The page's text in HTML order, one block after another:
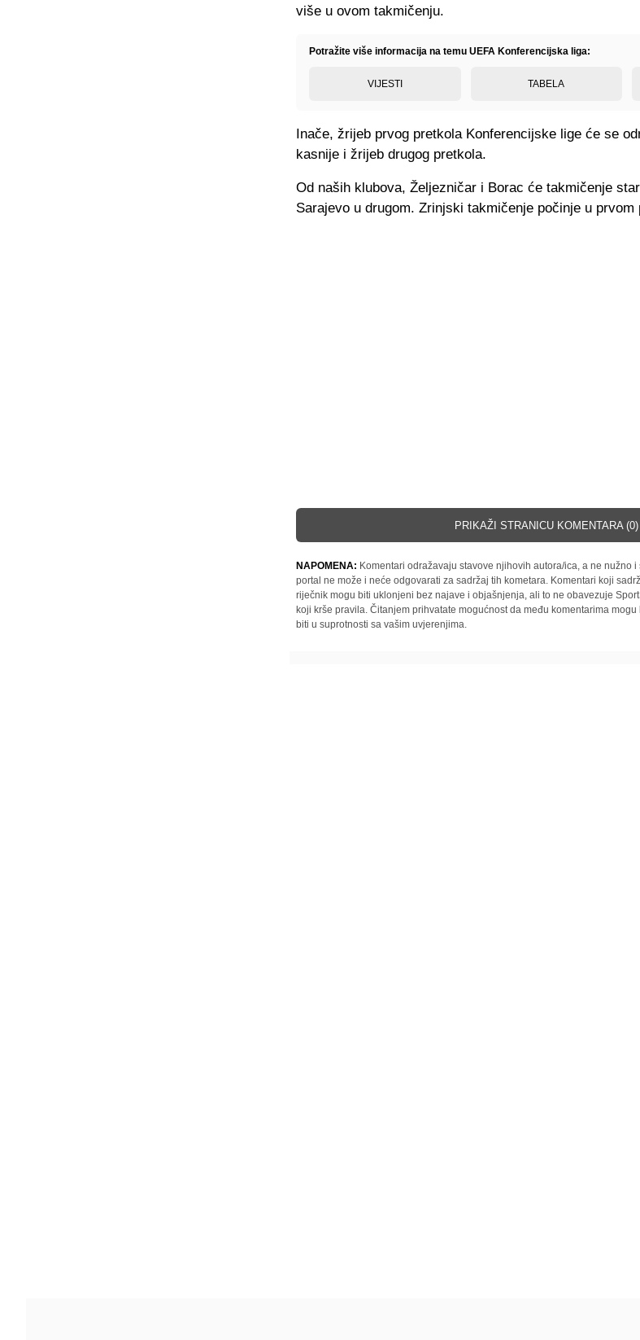
više u ovom takmičenju.
Potražite više informacija na temu UEFA Konferencijska liga:
VIJESTI TABELA
Inače, žrijeb prvog pretkola Konferencijske lige će se
kasnije i žrijeb drugog pretkola.
Od naših klubova, Željezničar i Borac će takmičenje
Sarajevo u drugom. Zrinjski takmičenje počinje u prvom
PRIKAŽI STRANICU KOMENTARA (0)
NAPOMENA: Komentari odražavaju stavove njihovih autora/ica, a ne nužno
portal ne može i neće odgovarati za sadržaj tih kometara. Komentari koji
riječnik mogu biti uklonjeni bez najave i objašnjenja, ali to ne obavezuje
koji krše pravila. Čitanjem prihvatate mogućnost da među komentarima
biti u suprotnosti sa vašim uvjerenjima.